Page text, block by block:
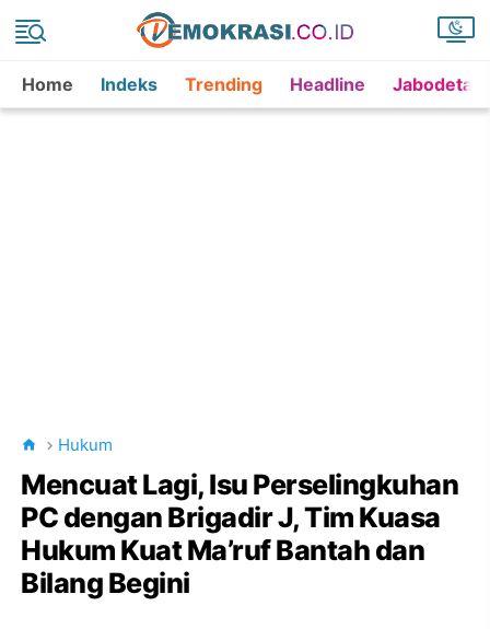
Home Indeks Trending Headline
Hukum
Mencuat Lagi, Isu Perselingkuhan
PC dengan Brigadir J, Tim Kuasa
Hukum Kuat Ma’ruf Bantah dan
Bilang Begini